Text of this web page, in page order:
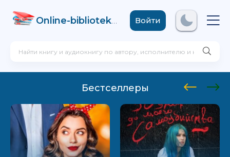
Online-biblioteka .comВойти
Бестселлеры